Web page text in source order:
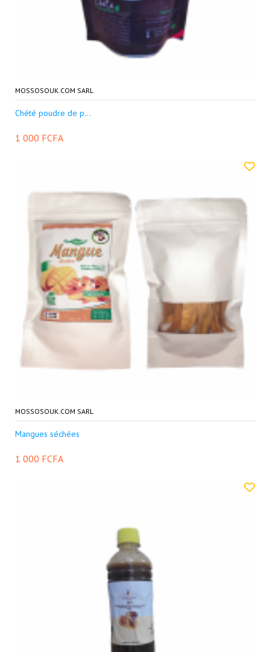
MOSSOSOUK.COM SARL
Chété poudre de p...
1 000 FCFA
MOSSOSOUK.COM SARL
Mangues séchées
1 000 FCFA